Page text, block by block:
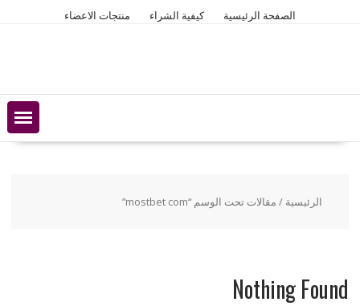
الصفحة الرئيسية كيفية الشراء منتجات الاعضاء
الرئيسية / مقالات تحت الوسم “mostbet com”
Nothing Found